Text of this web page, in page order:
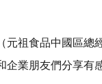
祖食品中國區總
業朋友們分享有